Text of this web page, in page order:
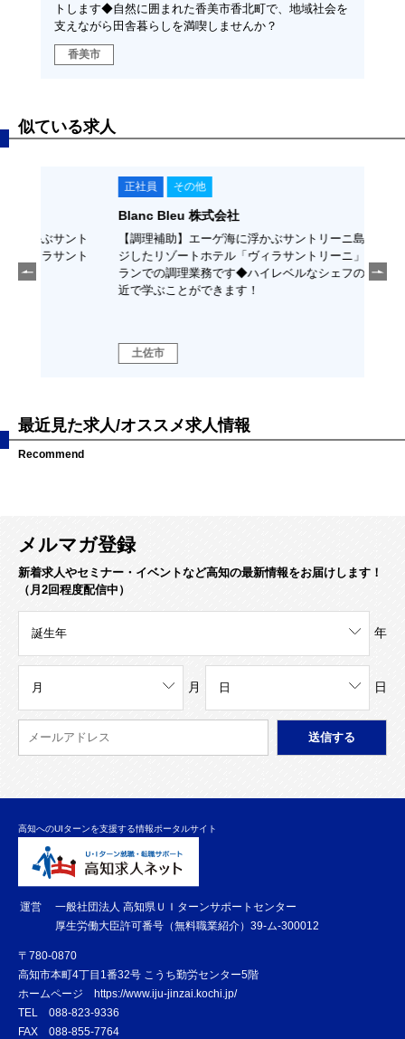
トします◆自然に囲まれた香美市香北町で、地域社会を
支えながら田舎暮らしを満喫しませんか？
香美市
似ている求人
その他
Blanc Bleu 株式会社
【調理補助】エーゲ海に浮かぶサントリーニ島をイメー
ジしたリゾートホテル「ヴィラサントリーニ」のレスト
ランでの調理業務です◆ハイレベルなシェフの料理を間
近で学ぶことができます！
最近見た求人/オススメ求人情報
Recommend
メルマガ登録
新着求人やセミナー・イベントなど高知の最新情報をお届けします！
（月2回程度配信中）
年
月 日
高知へのUIターンを支援する情報ポータルサイト
運営
一般社団法人 高知県ＵＩターンサポートセンター
厚生労働大臣許可番号（無料職業紹介）39-ム-300012
〒780-0870
高知市本町4丁目1番32号 こうち勤労センター5階
ホームページ https://www.iju-jinzai.kochi.jp/
TEL 088-823-9336
FAX 088-855-7764